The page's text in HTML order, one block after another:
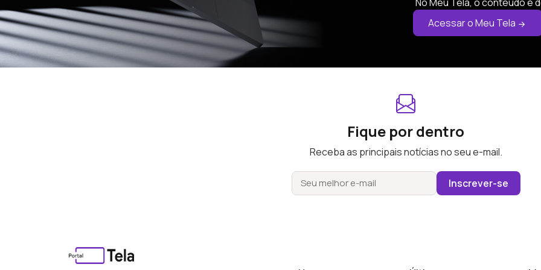
Acessar o Meu Tela
Fique por dentro
Receba as principais notícias no seu e-mail.
Inscrever-se